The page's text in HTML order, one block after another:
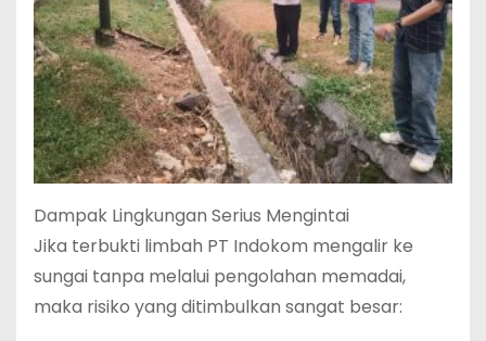
Dampak Lingkungan Serius Mengintai
Jika terbukti limbah PT Indokom mengalir ke
sungai tanpa melalui pengolahan memadai,
maka risiko yang ditimbulkan sangat besar: